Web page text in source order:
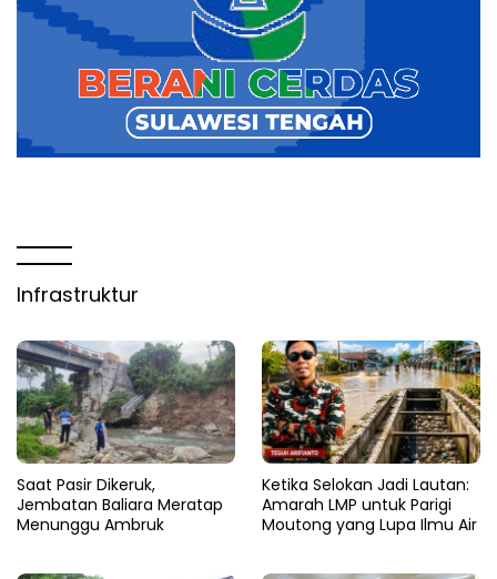
Infrastruktur
Saat Pasir Dikeruk,
Jembatan Baliara Meratap
Menunggu Ambruk
Ketika Selokan Jadi Lautan:
Amarah LMP untuk Parigi
Moutong yang Lupa Ilmu Air